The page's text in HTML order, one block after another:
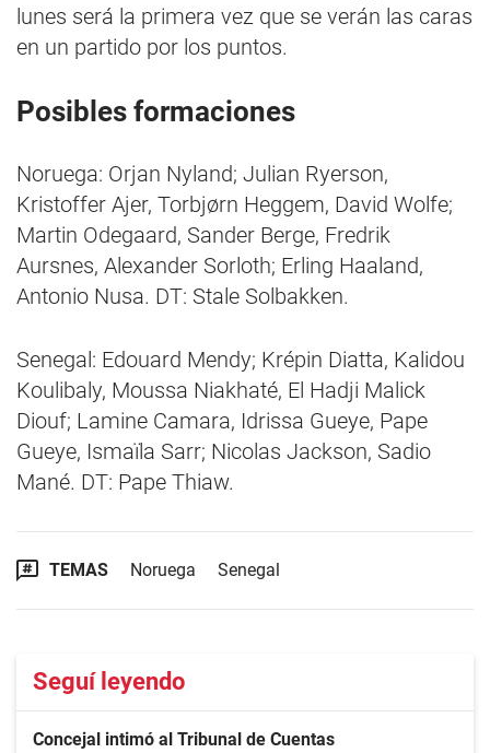
lunes será la primera vez que se verán las caras
en un partido por los puntos.
Posibles formaciones
Noruega: Orjan Nyland; Julian Ryerson,
Kristoffer Ajer, Torbjørn Heggem, David Wolfe;
Martin Odegaard, Sander Berge, Fredrik
Aursnes, Alexander Sorloth; Erling Haaland,
Antonio Nusa. DT: Stale Solbakken.
Senegal: Edouard Mendy; Krépin Diatta, Kalidou
Koulibaly, Moussa Niakhaté, El Hadji Malick
Diouf; Lamine Camara, Idrissa Gueye, Pape
Gueye, Ismaïla Sarr; Nicolas Jackson, Sadio
Mané. DT: Pape Thiaw.
TEMAS Noruega Senegal
Seguí leyendo
Concejal intimó al Tribunal de Cuentas